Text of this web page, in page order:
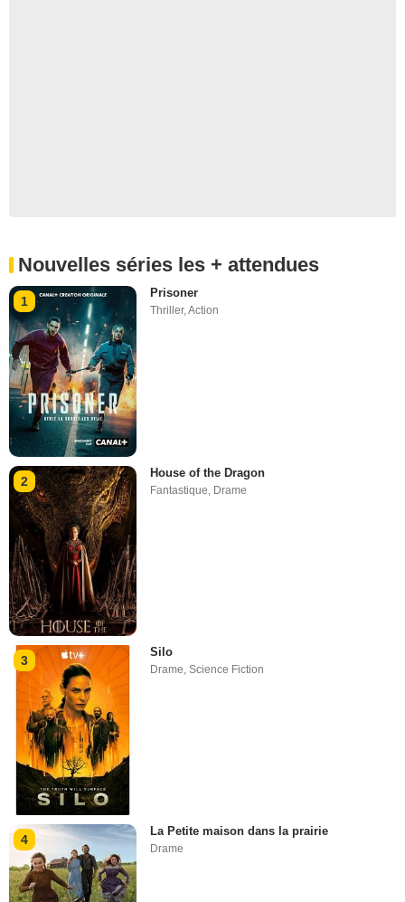
Nouvelles séries les + attendues
1
Prisoner
Thriller,Action
2
House of the Dragon
Fantastique Drame
3
Silo
Drame,Science Fiction
4
La Petite maison dans la prairie
Drame